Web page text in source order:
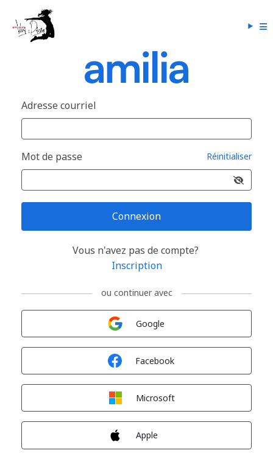
Adresse courriel
Mot de passe Réinitialiser
Connexion
Vous n'avez pas de compte?
Inscription
ou continuer avec
Google
Facebook
Microsoft
Apple